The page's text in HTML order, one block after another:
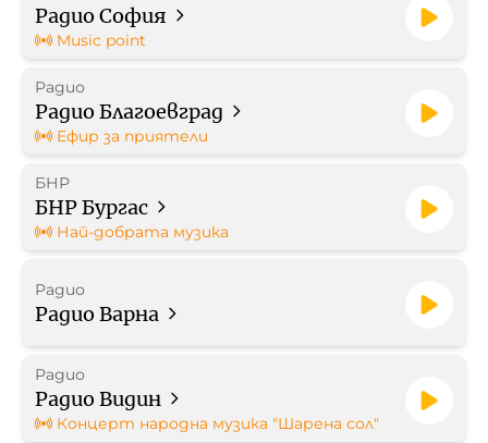
партньорство
Работа в БНР
Контакти
Търгове
БНР Новини
Детското.БНР
Архивен фонд на БНР
Радио София
Music point
Радио
Радио Благоевград
Ефир за приятели
БНР
БНР Бургас
Най-добрата музика
Радио
Радио Варна
Радио
Радио Видин
Концерт народна музика "Шарена сол"